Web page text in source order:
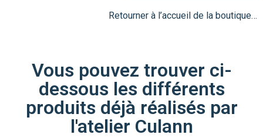
Retourner à l’accueil de la boutique…
Vous pouvez trouver ci-
dessous les différents
produits déjà réalisés par
l'atelier Culann